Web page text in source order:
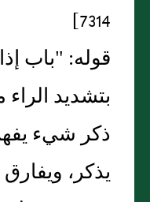
7314]
قوله: "باب
بتشديد
ذكر شيء
يذكر، ويفارق